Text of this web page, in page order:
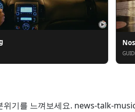
기를 느껴보세요. news-talk-